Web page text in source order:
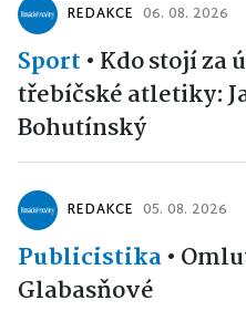
REDAKCE 06. 08. 2026
Sport • Kdo stojí za
třebíčské atletiky:
Bohutínský
REDAKCE 05. 08. 2026
Publicistika•
Glabasňové